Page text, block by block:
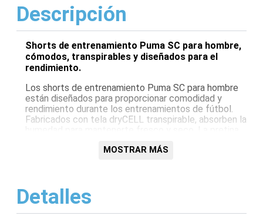
Descripción
Shorts de entrenamiento Puma SC para hombre,
cómodos, transpirables y diseñados para el
rendimiento.
Los shorts de entrenamiento Puma SC para hombre
están diseñados para proporcionar comodidad y
rendimiento durante los entrenamientos de fútbol.
Fabricados con tela dryCELL transpirable, absorben la
de malla añaden transpirabilidad. También cuentan
Características:
Tecnología dryCELL para absorción de
MOSTRAR MÁS
Detalles